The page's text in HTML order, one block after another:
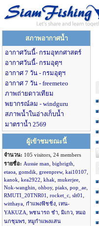
สภาพอากาศน้ำ
อากาศวันนี้- กรมอุทกศาสตร์
อากาศวันนี้- กรมอุตุฯ
อากาศ 7 วัน - กรมอุตุฯ
อากาศ 7 วัน - freemeteo
ภาพถ่ายดาวเทียม
พยากรณ์ลม - windguru
สภาพน้ำในอ่างเก็บน้ำ
มาตราน้ำ 2569
ผู้เข้าชมขณะนี้
จำนวน: 105 visitors, 24 members
รายชื่อ: Aussie man bigbrigth
etaoa gomdik greenprew, kai10107
kanok kea2922 khak mukerjee
Nok-wanghin ohboy, piaks pop_ae
RMUTI_20TNR01
rocket_c slt01
witthaya กำแพงฟิชชิ่ง เทน-
YAKUZA พชนารถ ชำ มิเกว หมอ
นกชุมพร หมูกำแพงแสน